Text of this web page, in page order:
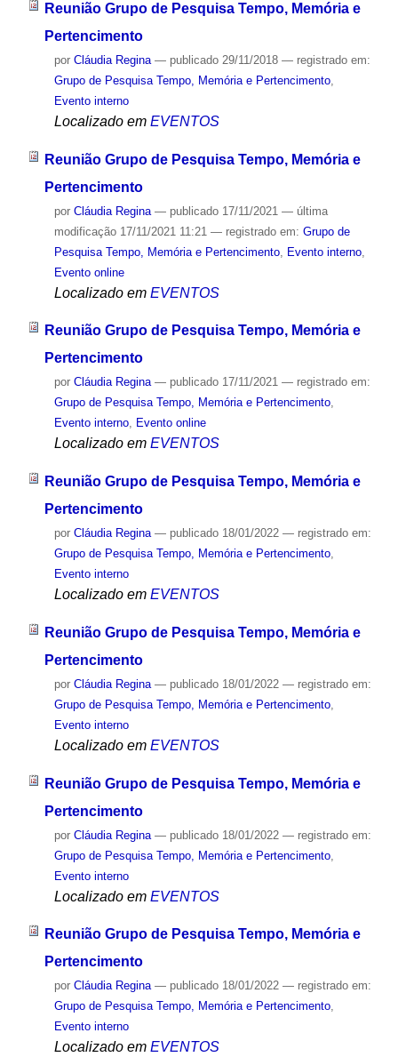
Reunião Grupo de Pesquisa Tempo, Memória e
Pertencimento
por Cláudia Regina — publicado29/11/2018 — registrado em:
Grupo de Pesquisa Tempo, Memória e Pertencimento,
Evento interno
Localizado em EVENTOS
Reunião Grupo de Pesquisa Tempo, Memória e
Pertencimento
por Cláudia Regina — publicado17/11/2021 — última
modificação17/11/2021 11:21 — registrado em: Grupo de
Pesquisa Tempo, Memória e Pertencimento, Evento interno,
Evento online
Localizado em EVENTOS
Reunião Grupo de Pesquisa Tempo, Memória e
Pertencimento
por Cláudia Regina — publicado17/11/2021 — registrado em:
Grupo de Pesquisa Tempo, Memória e Pertencimento,
Evento interno, Evento online
Localizado em EVENTOS
Reunião Grupo de Pesquisa Tempo, Memória e
Pertencimento
por Cláudia Regina — publicado18/01/2022 — registrado em:
Grupo de Pesquisa Tempo, Memória e Pertencimento,
Evento interno
Localizado em EVENTOS
Reunião Grupo de Pesquisa Tempo, Memória e
Pertencimento
por Cláudia Regina — publicado18/01/2022 — registrado em:
Grupo de Pesquisa Tempo, Memória e Pertencimento,
Evento interno
Localizado em EVENTOS
Reunião Grupo de Pesquisa Tempo, Memória e
Pertencimento
por Cláudia Regina — publicado18/01/2022 — registrado em:
Grupo de Pesquisa Tempo, Memória e Pertencimento,
Evento interno
Localizado em EVENTOS
Reunião Grupo de Pesquisa Tempo, Memória e
Pertencimento
por Cláudia Regina — publicado18/01/2022 — registrado em:
Grupo de Pesquisa Tempo, Memória e Pertencimento,
Evento interno
Localizado em EVENTOS